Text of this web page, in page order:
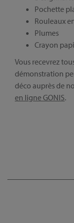
Pochette
Rouleaux
Plumes
Crayon
Vous recevrez
démonstration
déco auprès de
en ligne GONIS.